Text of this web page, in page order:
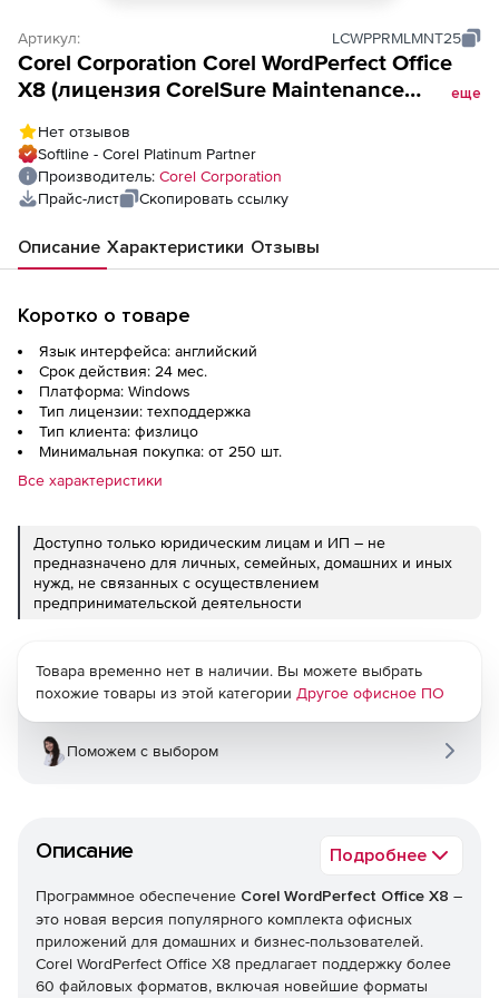
Артикул: LCWPPRMLMNT25
Corel Corporation Corel WordPerfect Office
X8 (лицензия CorelSure Maintenance
еще
Нет отзывов
Softline - Corel Platinum Partner
Производитель: Corel Corporation
Прайс-лист
Скопировать ссылку
Описание Характеристики Отзывы
Коротко о товаре
Язык интерфейса: английский
Срок действия: 24 мес.
Платформа: Windows
Тип лицензии: техподдержка
Тип клиента: физлицо
Минимальная покупка: от 250 шт.
Все характеристики
Доступно только юридическим лицам и ИП – не
предназначено для личных, семейных, домашних и иных
нужд, не связанных с осуществлением
предпринимательской деятельности
Описание Подробнее
Программное обеспечение Corel WordPerfect Office X8 –
это новая версия популярного комплекта офисных
приложений для домашних и бизнес-пользователей.
Corel WordPerfect Office X8 предлагает поддержку более
60 файловых форматов, включая новейшие форматы
Товара временно нет в наличии. Вы можете выбрать
похожие товары из этой категории Другое офисное ПО
Поможем с выбором